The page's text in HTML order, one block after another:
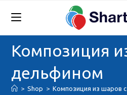
Композиция
дельфином
> Shop > Композиция из шаров